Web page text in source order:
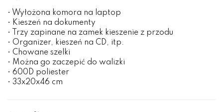
• Wyłożona komora na laptop
• Kieszeń na dokumenty
• Trzy zapinane na zamek kieszenie z przodu
• Organizer, kieszeń na CD, itp.
• Chowane szelki
• Można go zaczepić do walizki
• 600D poliester
• 33x20x46 cm